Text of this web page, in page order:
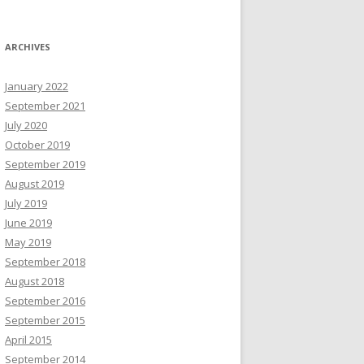
ARCHIVES
January 2022
September 2021
July 2020
October 2019
September 2019
August 2019
July 2019
June 2019
May 2019
September 2018
August 2018
September 2016
September 2015
April 2015
September 2014